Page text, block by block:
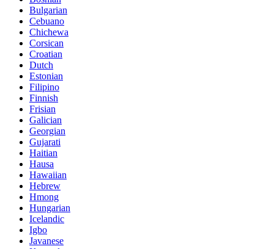
Bulgarian
Cebuano
Chichewa
Corsican
Croatian
Dutch
Estonian
Filipino
Finnish
Frisian
Galician
Georgian
Gujarati
Haitian
Hausa
Hawaiian
Hebrew
Hmong
Hungarian
Icelandic
Igbo
Javanese